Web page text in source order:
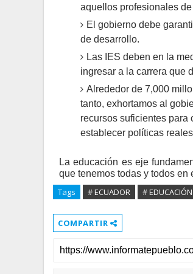
aquellos profesionales
El gobierno debe
de desarrollo.
Las IES deben en la
ingresar a la carrera que
Alrededor de 7,000
tanto, exhortamos al
recursos suficientes para
establecer políticas
La educación es eje
que tenemos todas y todos
Tags # ECUADOR #
COMPARTIR